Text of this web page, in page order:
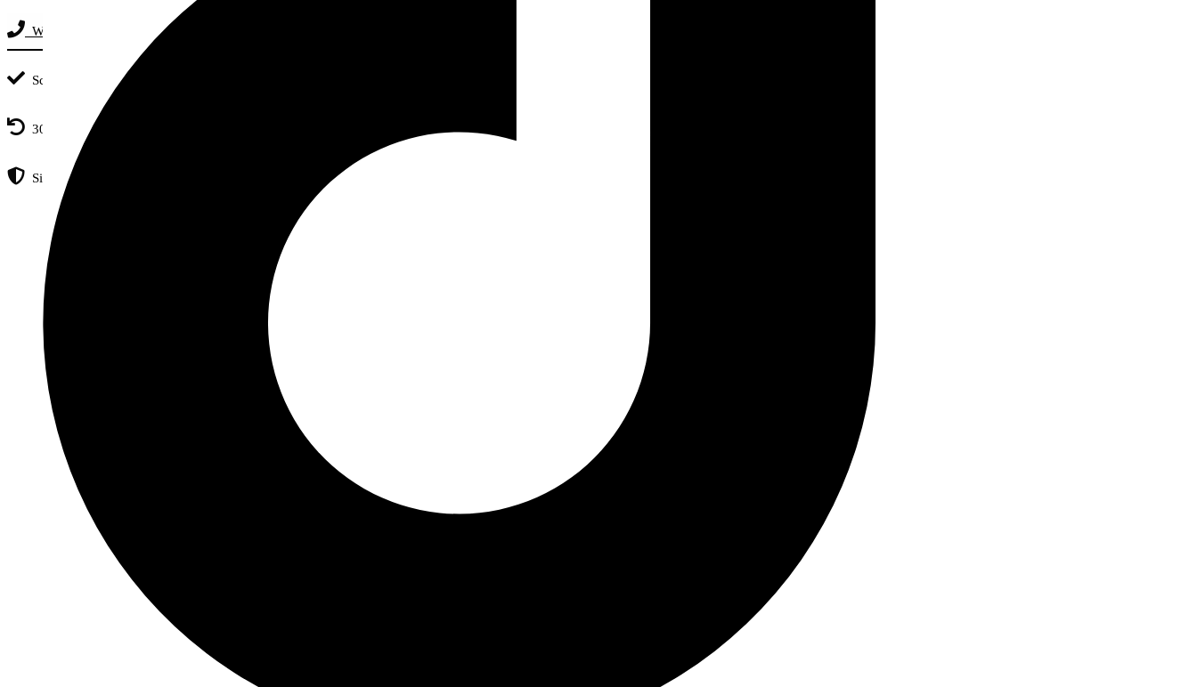
Whatsapp-Chat: +4915251884896
Schneller Versand
30 Tage kostenloser Umtausch
Sicher Einkaufen dank SSL